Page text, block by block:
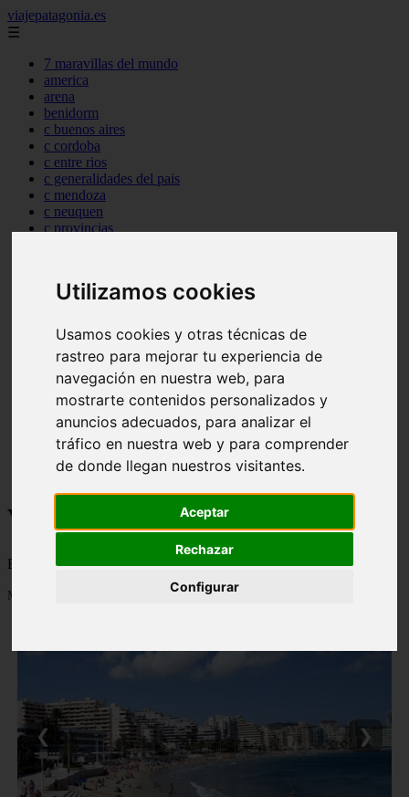
Utilizamos cookies
Usamos cookies y otras técnicas de
rastreo para mejorar tu experiencia de
navegación en nuestra web, para
mostrarte contenidos personalizados y
anuncios adecuados, para analizar el
tráfico en nuestra web y para comprender
de donde llegan nuestros visitantes.
Aceptar
Rechazar
Configurar
viajepatagonia.es
☰
7 maravillas del mundo
america
arena
benidorm
c buenos aires
c cordoba
c entre rios
c generalidades del pais
c mendoza
c neuquen
c provincias
c tucuman
carmen
category
destinos
gijon
lanzarote
live
monumentos
naturaleza
san
tenerife
Viajes a la Patagonia
Blog sobre la Patagonia en particular y sobre turismo en general
Mostrando 1 - 24 de 479 artículos
❮ ❯